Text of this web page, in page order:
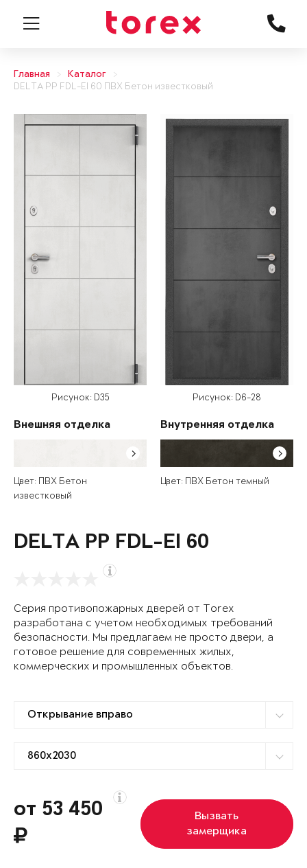
Главная
Каталог
DELTA PP FDL-EI 60 ПВХ Бетон известковый
Рисунок: D35
Внешняя отделка
Цвет: ПВХ Бетон
известковый
Рисунок: D6-28
Внутренняя отделка
Цвет: ПВХ Бетон темный
DELTA PP FDL-EI 60
Серия противопожарных дверей от Torex
разработана с учетом необходимых требований
безопасности. Мы предлагаем не просто двери, а
готовое решение для современных жилых,
коммерческих и промышленных объектов.
от 53 450
Вызвать
замерщика